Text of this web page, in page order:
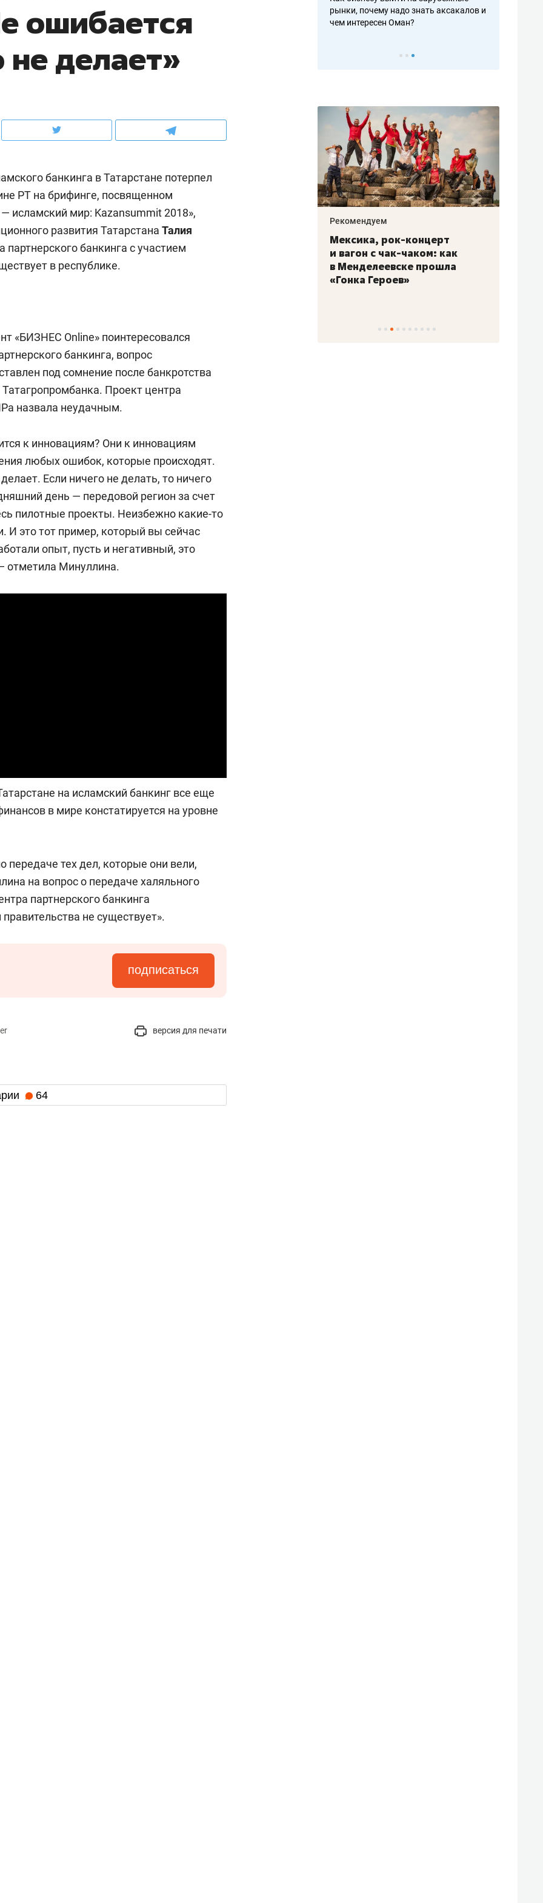
ошибается
не делает»
банкинга в Татарстане потерпел
РТ на брифинге, посвященном
исламский мир: Kazansummit 2018»,
развития Татарстана Талия
партнерского банкинга с участием
в республике.
«БИЗНЕС Online» поинтересовался
банкинга, вопрос
под сомнение после банкротства
Проект центра
назвала неудачным.
к инновациям? Они к инновациям
любых ошибок, которые происходят.
Если ничего не делать, то ничего
день — передовой регион за счет
пилотные проекты. Неизбежно какие-то
И это тот пример, который вы сейчас
опыт, пусть и негативный, это
отметила Минуллина.
на исламский банкинг все еще
в мире констатируется на уровне
передаче тех дел, которые они вели,
на вопрос о передаче халяльного
партнерского банкинга
не существует».
подписаться
версия для печати
64
и
о трехкратном росте цен, дотошных
клиентах и чудных запросах мастеров налогах и развитии без кредитов
рынки, почему надо знать аксакалов и
чем интересен Оман?
до квартиры и Face
ключа: какой будет
в ЖК «Нова»
Рекомендуем
природе, работа
Рекомендуем
Мексика, рок-концерт
и вагон с чак-чаком: как
в Менделеевске прошла
«Гонка Героев»